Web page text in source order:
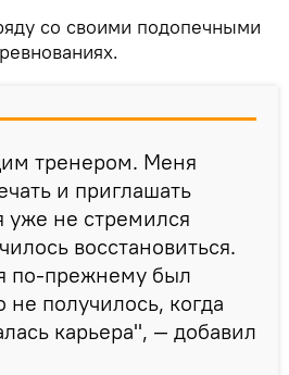
со своими подопечными
тренером. Меня
и приглашать
уже не стремился
восстановиться.
по-прежнему был
получилось, когда
карьера", — добавил